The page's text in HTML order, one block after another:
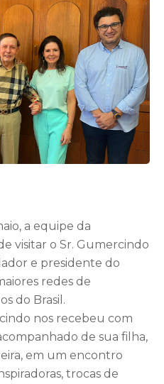
a equipe da
visitar o Sr. Gumercindo
e presidente do
redes de
do Brasil.
nos recebeu com
de sua filha,
em um encontro
trocas de